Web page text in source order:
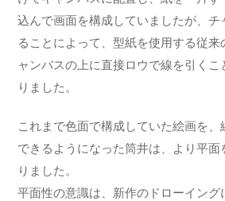
込んで画面を構成していましたが、チ
ることによって、型紙を使用する従来
ャンバスの上に直接ロウで線を引く
りました。
これまで色面で構成していた絵画を
できるようになった筒井は、より平
りました。
平面性の意識は、新作のドローイング